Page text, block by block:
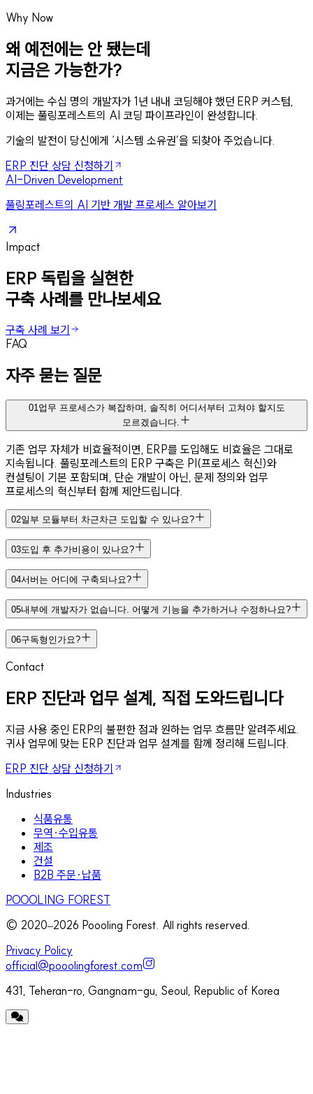
Why Now
왜 예전에는 안 됐는데
지금은 가능한가?
과거에는 수십 명의 개발자가 1년 내내 코딩해야 했던 ERP 커스텀,
이제는 풀링포레스트의 AI 코딩 파이프라인이 완성합니다.
기술의 발전이 당신에게 ‘시스템 소유권’을 되찾아 주었습니다.
ERP 진단 상담 신청하기
AI-Driven Development
풀링포레스트의 AI 기반 개발 프로세스 알아보기
Impact
ERP 독립을 실현한
구축 사례를 만나보세요
구축 사례 보기
FAQ
자주 묻는 질문
01업무 프로세스가 복잡하며, 솔직히 어디서부터 고쳐야 할지도
모르겠습니다.
기존 업무 자체가 비효율적이면, ERP를 도입해도 비효율은 그대로
지속됩니다. 풀링포레스트의 ERP 구축은 PI(프로세스 혁신)와
컨설팅이 기본 포함되며, 단순 개발이 아닌, 문제 정의와 업무
프로세스의 혁신부터 함께 제안드립니다.
02일부 모듈부터 차근차근 도입할 수 있나요?
03도입 후 추가비용이 있나요?
04서버는 어디에 구축되나요?
05내부에 개발자가 없습니다. 어떻게 기능을 추가하거나 수정하나요?
06구독형인가요?
Contact
ERP 진단과 업무 설계, 직접 도와드립니다
지금 사용 중인 ERP의 불편한 점과 원하는 업무 흐름만 알려주세요.
귀사 업무에 맞는 ERP 진단과 업무 설계를 함께 정리해 드립니다.
ERP 진단 상담 신청하기
Industries
식품유통
무역·수입유통
제조
건설
B2B 주문·납품
POOOLING FOREST
© 2020–2026 Poooling Forest. All rights reserved.
Privacy Policy
official@pooolingforest.com
431, Teheran-ro, Gangnam-gu, Seoul, Republic of Korea